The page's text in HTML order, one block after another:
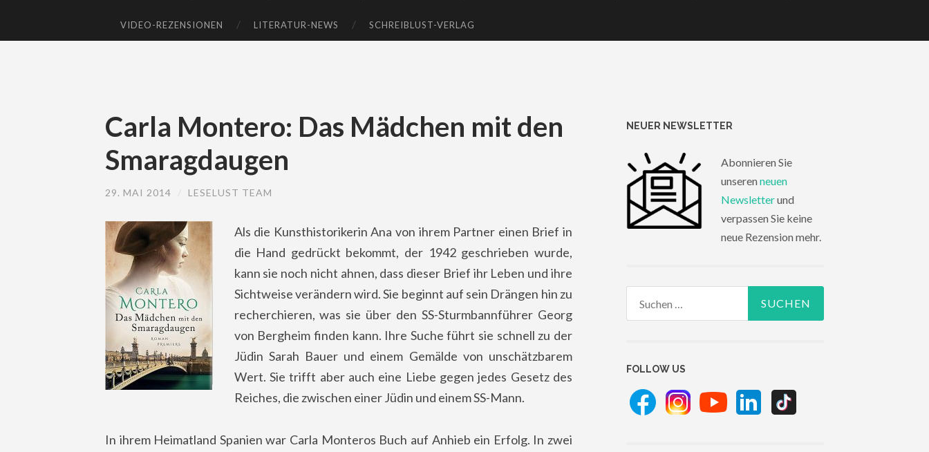
VIDEO-REZENSIONEN LITERATUR-NEWS SCHREIBLUST-VERLAG
Carla Montero: Das Mädchen mit den
Smaragdaugen
29. MAI 2014 LESELUST TEAM
Als die Kunsthistorikerin Ana von ihrem Partner einen Brief in
die Hand gedrückt bekommt, der 1942 geschrieben wurde,
kann sie noch nicht ahnen, dass dieser Brief ihr Leben und ihre
Sichtweise verändern wird. Sie beginnt auf sein Drängen hin zu
recherchieren, was sie über den SS-Sturmbannführer Georg
von Bergheim finden kann. Ihre Suche führt sie schnell zu der
Jüdin Sarah Bauer und einem Gemälde von unschätzbarem
Wert. Sie trifft aber auch eine Liebe gegen jedes Gesetz des
Reiches, die zwischen einer Jüdin und einem SS-Mann.
In ihrem Heimatland Spanien war Carla Monteros Buch auf Anhieb ein Erfolg. In zwei
NEUER NEWSLETTER
Abonnieren Sie
unserenneuen
Newsletterund
verpassen Sie keine
neue Rezension mehr.
FOLLOW US